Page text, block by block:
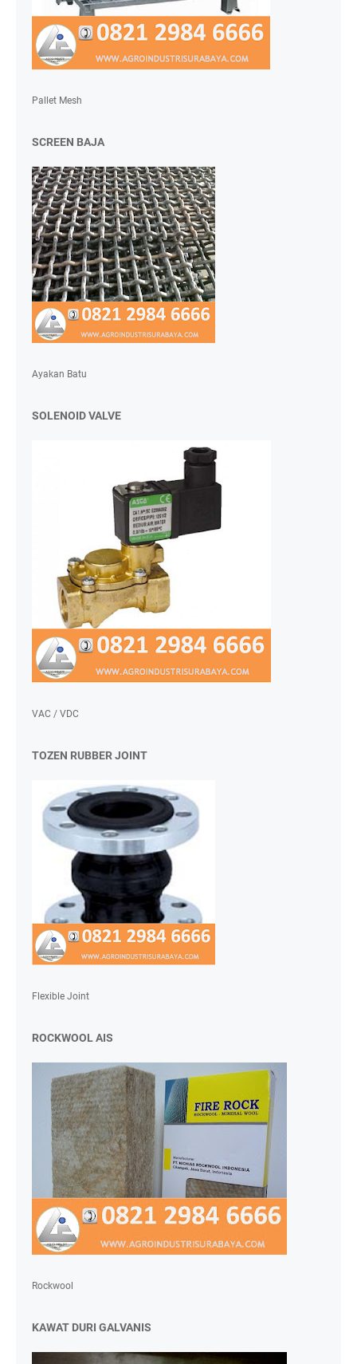
Pallet Mesh
SCREEN BAJA
Ayakan Batu
SOLENOID VALVE
VAC / VDC
TOZEN RUBBER JOINT
Flexible Joint
ROCKWOOL AIS
Rockwool
KAWAT DURI GALVANIS